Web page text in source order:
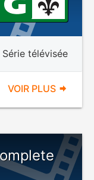
Série télévisée
VOIR PLUS